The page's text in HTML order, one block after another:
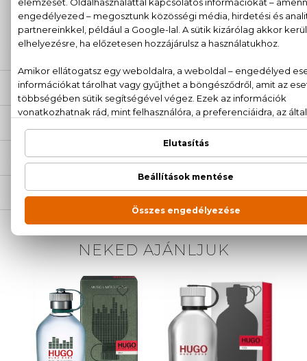
Kérdésed van, elakadtál? Hívd ügyfélszolgálatunkat:+36
20 779 1924
LEÍRÁS
SZÁLLÍTÁS
NEKED AJÁNLJUK